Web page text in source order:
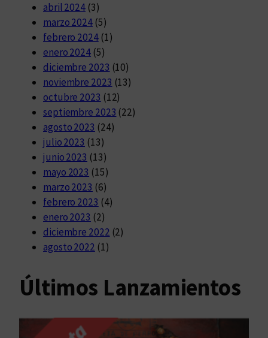
abril 2024 (3)
marzo 2024 (5)
febrero 2024(1)
enero 2024 (5)
diciembre 2023 (10)
noviembre 2023 (13)
octubre 2023 (12)
septiembre 2023 (22)
agosto 2023 (24)
julio 2023 (13)
junio 2023 (13)
mayo 2023 (15)
marzo 2023 (6)
febrero 2023 (4)
enero 2023 (2)
diciembre 2022 (2)
agosto 2022 (1)
Últimos Lanzamientos